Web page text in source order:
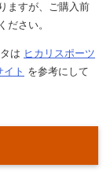
ますが、ご購入前
ださい。
は ヒカリスポーツ
イト を参考にして